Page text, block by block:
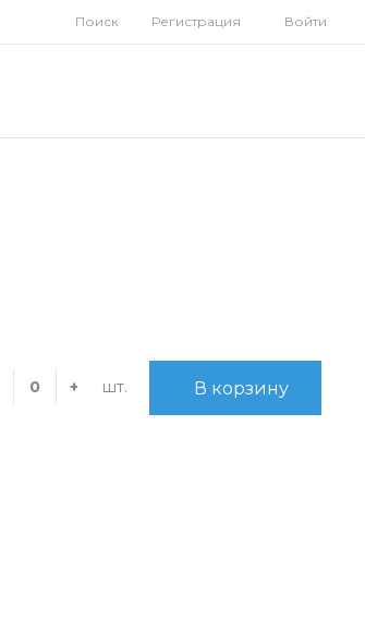
Поиск Регистрация Войти
+ шт. В корзину